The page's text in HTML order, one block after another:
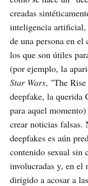
creadas
inteligencia artificial,
de una persona en el
los que son útiles
(por ejemplo, la
Star Wars, "The
deepfake, la querida
para aquel
crear noticias falsas.
deepfakes es aún
contenido sexual sin
involucradas y, en el
dirigido a acosar a